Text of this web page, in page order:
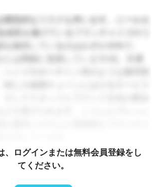
構造的なリスクも伴います。ニールセ
成長を遂げているフランチャイズのう
を維持しているのはわずか30%で、
独立系
、ログインまたは無料会員登録をし
てください。